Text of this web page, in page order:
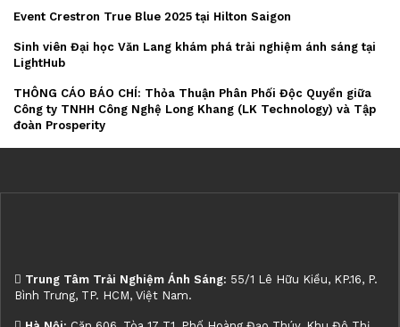
Event Crestron True Blue 2025 tại Hilton Saigon
Sinh viên Đại học Văn Lang khám phá trải nghiệm ánh sáng tại
LightHub
THÔNG CÁO BÁO CHÍ: Thỏa Thuận Phân Phối Độc Quyền giữa
Công ty TNHH Công Nghệ Long Khang (LK Technology) và Tập
đoàn Prosperity
Trung Tâm Trải Nghiệm Ánh Sáng: 55/1 Lê Hữu Kiều, KP.16, P.
Bình Trưng, TP. HCM, Việt Nam.